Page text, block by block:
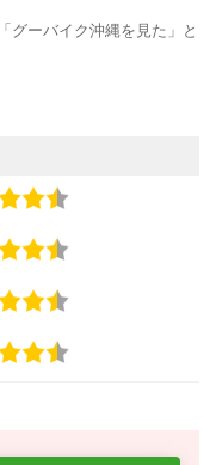
グーバイク沖縄を見た」と